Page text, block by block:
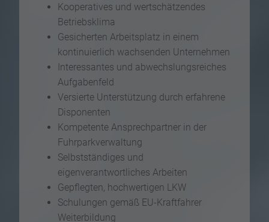
Kooperatives und wertschätzendes
Betriebsklima
Gesicherten Arbeitsplatz in einem
kontinuierlich wachsenden Unternehmen
Interessantes und abwechslungsreiches
Aufgabenfeld
Versierte Unterstützung durch erfahrene
Disponenten
Kompetente Ansprechpartner in der
Fuhrparkverwaltung
Selbstständiges und
eigenverantwortliches Arbeiten
Gepflegten, hochwertigen LKW
Schulungen gemäß EU-Kraftfahrer
Weiterbildung